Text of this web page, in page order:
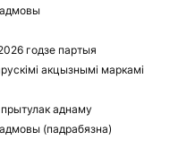
годзе партыя
акцызнымі маркамі
аднаму
(падрабязна)